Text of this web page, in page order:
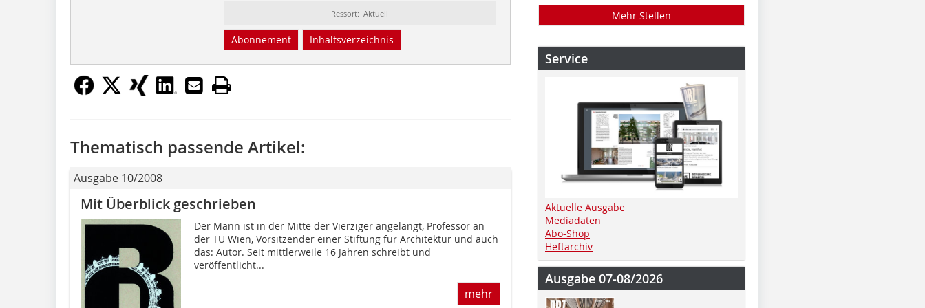
Ressort: Aktuell
Abonnement Inhaltsverzeichnis
Thematisch passende Artikel:
Ausgabe 10/2008
Mit Überblick geschrieben
Der Mann ist in der Mitte der Vierziger angelangt, Professor an
der TU Wien, Vorsitzender einer Stiftung für Architektur und auch
das: Autor. Seit mittlerweile 16 Jahren schreibt und
veröffentlicht...
mehr
Mehr Stellen
Service
Aktuelle Ausgabe
Mediadaten
Abo-Shop
Heftarchiv
Ausgabe 07-08/2026